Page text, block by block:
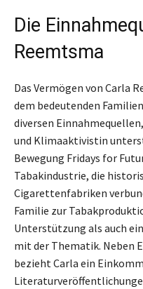
Die
Reemtsma
Das Vermögen von Carla
dem bedeutenden
diversen
und Klimaaktivistin
Bewegung Fridays for
Tabakindustrie, die
Cigarettenfabriken
Familie zur
Unterstützung als auch
mit der Thematik. Neben
bezieht Carla ein